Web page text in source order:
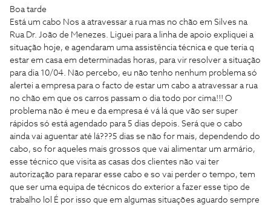
Boa tarde
Está um cabo Nos a atravessar a rua mas no chão em Silves na
Rua Dr. João de Menezes. Liguei para a linha de apoio expliquei a
situação hoje, e agendaram uma assistência técnica e que teria q
estar em casa em determinadas horas, para vir resolver a situação
para dia 10/04. Não percebo, eu não tenho nenhum problema só
alertei a empresa para o facto de estar um cabo a atravessar a rua
no chão em que os carros passam o dia todo por cima!!! O
problema não é meu e da empresa é vá lá que vão ser super
rápidos só está agendado para 5 dias depois. Será que o cabo
ainda vai aguentar até lá???5 dias se não for mais, dependendo do
cabo, so for aqueles mais grossos que vai alimentar um armário,
esse técnico que visita as casas dos clientes não vai ter
autorização para reparar esse cabo e so vai perder o tempo, tem
que ser uma equipa de técnicos do exterior a fazer esse tipo de
trabalho lol É por isso que em algumas situações aguardo sempre